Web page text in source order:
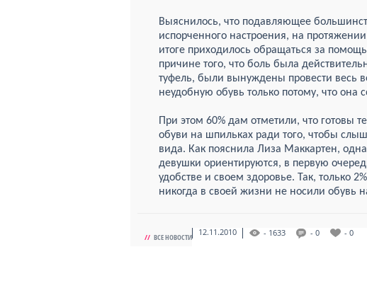
Выяснилось, что подавляющее
испорченного настроения, на
итоге приходилось обращаться за
причине того, что боль была
туфель, были вынуждены провести весь
неудобную обувь только потому, что
При этом 60% дам отметили, что готовы
обуви на шпильках ради того, чтобы
вида. Как пояснила Лиза Маккартен,
девушки ориентируются, в первую
удобстве и своем здоровье. Так, только
никогда в своей жизни не носили обувь
// ВСЕ НОВОСТИ 12.11.2010 - 1633 - 0 - 0